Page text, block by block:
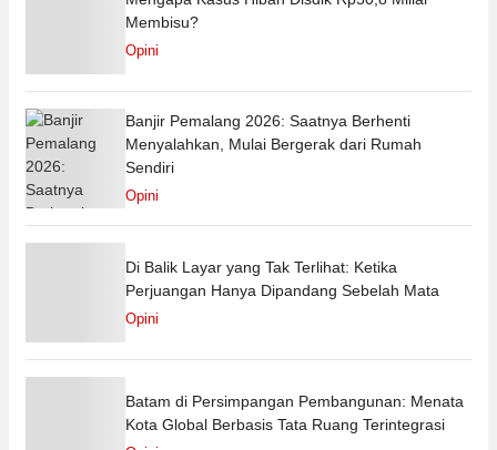
Membisu?
Opini
Banjir Pemalang 2026: Saatnya Berhenti
Menyalahkan, Mulai Bergerak dari Rumah
Sendiri
Opini
Di Balik Layar yang Tak Terlihat: Ketika
Perjuangan Hanya Dipandang Sebelah Mata
Opini
Batam di Persimpangan Pembangunan: Menata
Kota Global Berbasis Tata Ruang Terintegrasi